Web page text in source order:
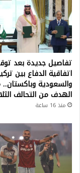
تفاصيل جديدة بعد
اتفاقية الدفاع بين
والسعودية وباكستان..
الهدف من التحالف
منذ 16 ساعة